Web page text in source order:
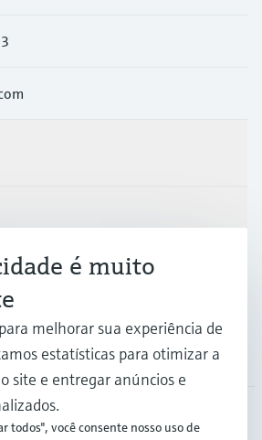
é muito
melhorar sua experiência de
estatísticas para otimizar a
site e entregar anúncios e
todos", você consente nosso uso de